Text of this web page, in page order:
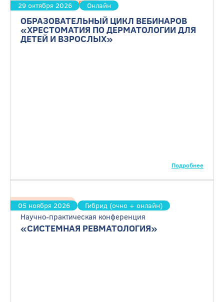
29 октября 2026 Онлайн
Дерматовенерология
ОБРАЗОВАТЕЛЬНЫЙ ЦИКЛ ВЕБИНАРОВ
«ХРЕСТОМАТИЯ ПО ДЕРМАТОЛОГИИ ДЛЯ
ДЕТЕЙ И ВЗРОСЛЫХ»
Подробнее
05 ноября 2026 Гибрид (очно + онлайн)
Ревматология
Научно-практическая конференция
«СИСТЕМНАЯ РЕВМАТОЛОГИЯ»